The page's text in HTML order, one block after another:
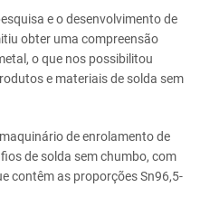
e o desenvolvimento de
obter uma compreensão
o que nos possibilitou
e materiais de solda sem
de enrolamento de
de solda sem chumbo, com
contêm as proporções Sn96,5-